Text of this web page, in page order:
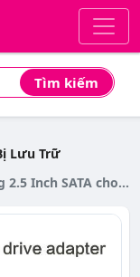
Tìm kiếm
nhất
Lưu Trữ
ổ cứng 2.5'' HDD/SSD